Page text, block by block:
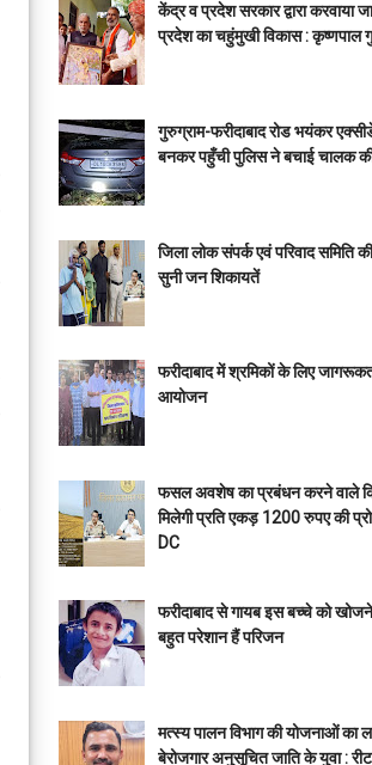
केंद्र व प्रदेश सरकार द्वारा करवाया
प्रदेश का चहुंमुखी विकास : कृष्णपाल
गुरुग्राम-फरीदाबाद रोड भयंकर
बनकर पहुँची पुलिस ने बचाई चालक
जिला लोक संपर्क एवं परिवाद समिति
सुनी जन शिकायतें
फरीदाबाद में श्रमिकों के लिए
आयोजन
फसल अवशेष का प्रबंधन करने वाले
मिलेगी प्रति एकड़ 1200 रुपए की
DC
फरीदाबाद से गायब इस बच्चे को
बहुत परेशान हैं परिजन
मत्स्य पालन विभाग की योजनाओं का
बेरोजगार अनुसूचित जाति के युवा :